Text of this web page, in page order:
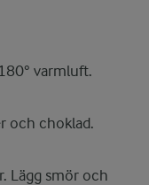
varmluft.
och choklad.
Lägg smör och